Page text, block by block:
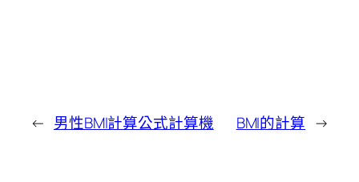
← 男性BMI計算公式計算機 BMI的計算 →